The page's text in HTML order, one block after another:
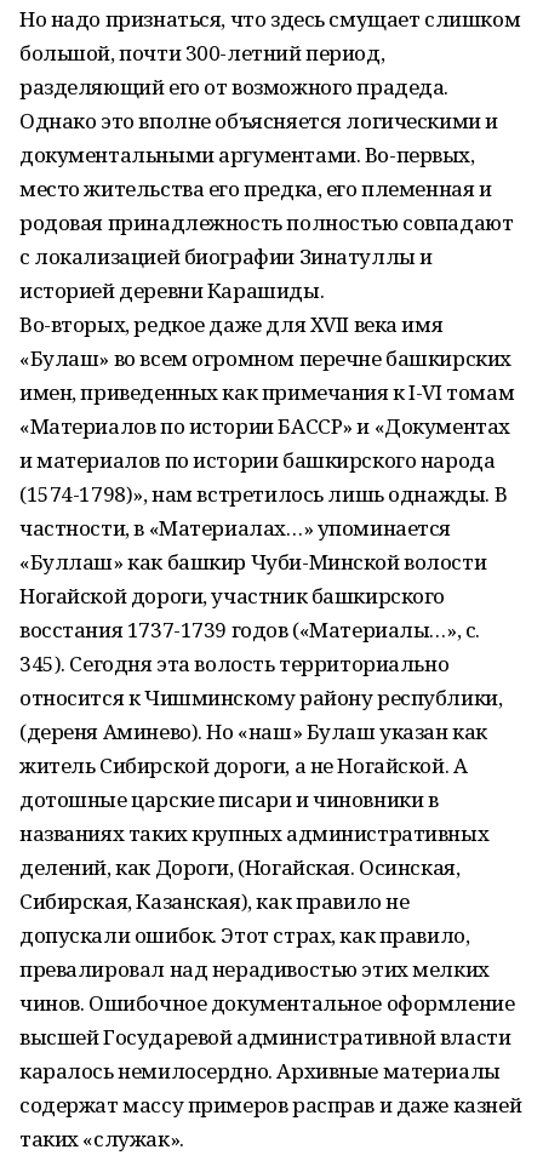
Но надо признаться, что здесь смущает слишком
большой, почти 300-летний период,
разделяющий его от возможного прадеда.
Однако это вполне объясняется логическими и
документальными аргументами. Во-первых,
место жительства его предка, его племенная и
родовая принадлежность полностью совпадают
с локализацией биографии Зинатуллы и
историей деревни Карашиды.
Во-вторых, редкое даже для XVII века имя
«Булаш» во всем огромном перечне башкирских
имен, приведенных как примечания к I-VI томам
«Материалов по истории БАССР» и «Документах
и материалов по истории башкирского народа
(1574-1798)», нам встретилось лишь однажды. В
частности, в «Материалах…» упоминается
«Буллаш» как башкир Чуби-Минской волости
Ногайской дороги, участник башкирского
восстания 1737-1739 годов («Материалы…», с.
345). Сегодня эта волость территориально
относится к Чишминскому району республики,
(дереня Аминево). Но «наш» Булаш указан как
житель Сибирской дороги, а не Ногайской. А
дотошные царские писари и чиновники в
названиях таких крупных административных
делений, как Дороги, (Ногайская. Осинская,
Сибирская, Казанская), как правило не
допускали ошибок. Этот страх, как правило,
превалировал над нерадивостью этих мелких
чинов. Ошибочное документальное оформление
высшей Государевой административной власти
каралось немилосердно. Архивные материалы
содержат массу примеров расправ и даже казней
таких «служак».